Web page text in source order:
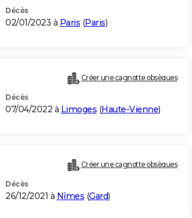
Décès
02/01/2023 à Paris (Paris)
Créer une cagnotte obsèques
Décès
07/04/2022 à Limoges (Haute-Vienne)
Créer une cagnotte obsèques
Décès
26/12/2021 à Nîmes (Gard)